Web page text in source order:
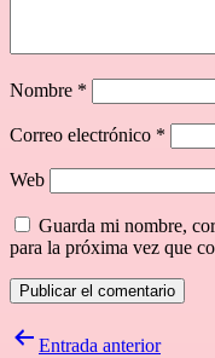
Nombre *
Correo electrónico *
Web
Guarda mi nombre,
para la próxima vez que
Navegación
Entrada anterior